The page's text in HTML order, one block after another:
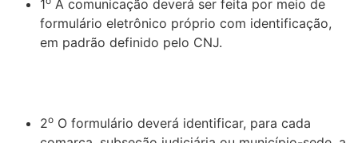
1
A comunicação deverá ser feita por meio de
formulário eletrônico próprio com identificação,
em padrão definido pelo CNJ.
2o O formulário deverá identificar, para cada